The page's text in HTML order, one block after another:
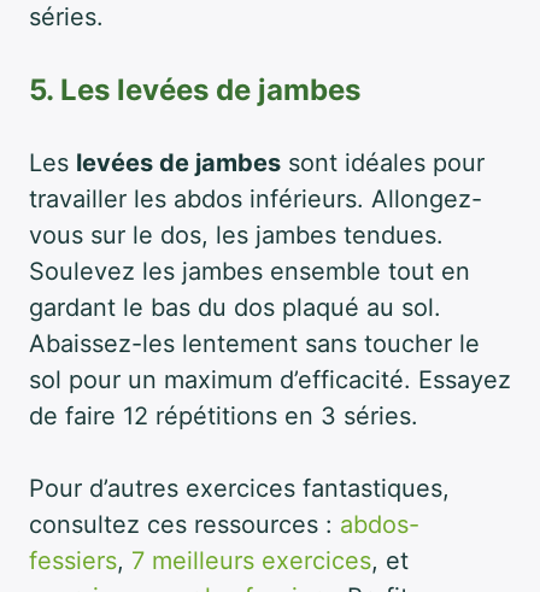
séries.
5. Les levées de jambes
Les levées de jambes sont idéales pour
travailler les abdos inférieurs. Allongez-
vous sur le dos, les jambes tendues.
Soulevez les jambes ensemble tout en
gardant le bas du dos plaqué au sol.
Abaissez-les lentement sans toucher le
sol pour un maximum d’efficacité. Essayez
de faire 12 répétitions en 3 séries.
Pour d’autres exercices fantastiques,
consultez ces ressources : abdos-
fessiers, 7 meilleurs exercices, et